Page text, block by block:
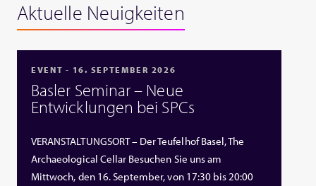
Aktuelle Neuigkeiten
EVENT - 16. SEPTEMBER 2026
Basler Seminar – Neue
Entwicklungen bei SPCs
VERANSTALTUNGSORT – Der Teufelhof Basel, The
Archaeological Cellar Besuchen Sie uns am
Mittwoch, den 16. September, von 17:30 bis 20:00